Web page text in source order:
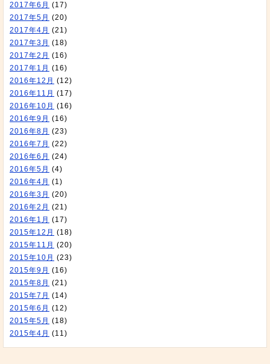
2017年6月 (17)
2017年5月 (20)
2017年4月 (21)
2017年3月 (18)
2017年2月 (16)
2017年1月 (16)
2016年12月 (12)
2016年11月 (17)
2016年10月 (16)
2016年9月 (16)
2016年8月 (23)
2016年7月 (22)
2016年6月 (24)
2016年5月 (4)
2016年4月 (1)
2016年3月 (20)
2016年2月 (21)
2016年1月 (17)
2015年12月 (18)
2015年11月 (20)
2015年10月 (23)
2015年9月 (16)
2015年8月 (21)
2015年7月 (14)
2015年6月 (12)
2015年5月 (18)
2015年4月 (11)